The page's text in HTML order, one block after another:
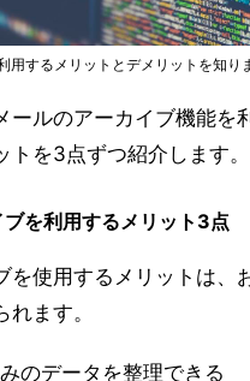
用するメリットとデメリットを知り
ールのアーカイブ機能を
トを3点ずつ紹介します。
ブを利用するメリット3点
を使用するメリットは、
れます。
のデータを整理できる